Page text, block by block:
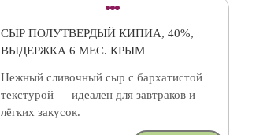
СЫР ПОЛУТВЕРДЫЙ КИПИА, 40%,
ВЫДЕРЖКА 6 МЕС. КРЫМ
Нежный сливочный сыр с бархатистой
текстурой — идеален для завтраков и
лёгких закусок.